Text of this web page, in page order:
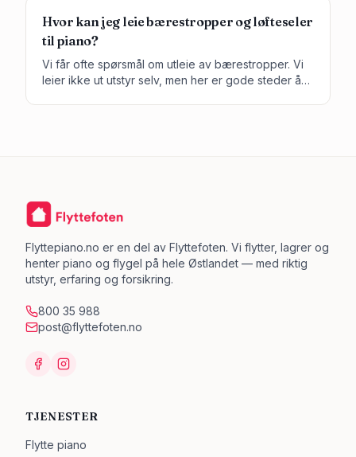
Hvor kan jeg leie bærestropper og løfteseler
til piano?
Vi får ofte spørsmål om utleie av bærestropper. Vi
leier ikke ut utstyr selv, men her er gode steder å
Flyttepiano.no er en del av Flyttefoten. Vi flytter, lagrer og
henter piano og flygel på hele Østlandet — med riktig
utstyr, erfaring og forsikring.
800 35 988
post@flyttefoten.no
TJENESTER
Flytte piano